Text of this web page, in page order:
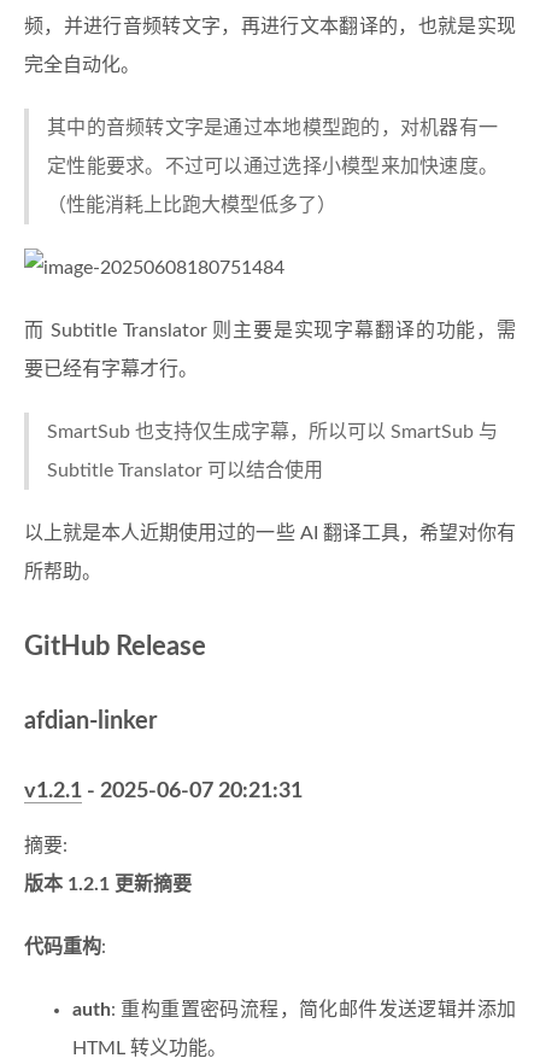
频，并进行音频转文字，再进行文本翻译的，也就是实现
完全自动化。
其中的音频转文字是通过本地模型跑的，对机器有一
定性能要求。不过可以通过选择小模型来加快速度。
（性能消耗上比跑大模型低多了）
而 Subtitle Translator 则主要是实现字幕翻译的功能，需
要已经有字幕才行。
SmartSub 也支持仅生成字幕，所以可以 SmartSub 与
Subtitle Translator 可以结合使用
以上就是本人近期使用过的一些 AI 翻译工具，希望对你有
所帮助。
GitHub Release
afdian-linker
v1.2.1 - 2025-06-07 20:21:31
摘要:
版本 1.2.1 更新摘要
代码重构:
auth: 重构重置密码流程，简化邮件发送逻辑并添加
HTML 转义功能。